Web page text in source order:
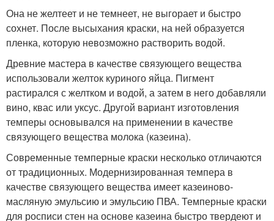
Она не желтеет и не темнеет, не выгорает и быстро
сохнет. После высыхания краски, на ней образуется
пленка, которую невозможно растворить водой.
Древние мастера в качестве связующего вещества
использовали желток куриного яйца. Пигмент
растирался с желтком и водой, а затем в него добавляли
вино, квас или уксус. Другой вариант изготовления
темперы основывался на применении в качестве
связующего вещества молока (казеина).
Современные темперные краски несколько отличаются
от традиционных. Модернизированная темпера в
качестве связующего вещества имеет казеиново-
масляную эмульсию и эмульсию ПВА. Темперные краски
для росписи стен на основе казеина быстро твердеют и